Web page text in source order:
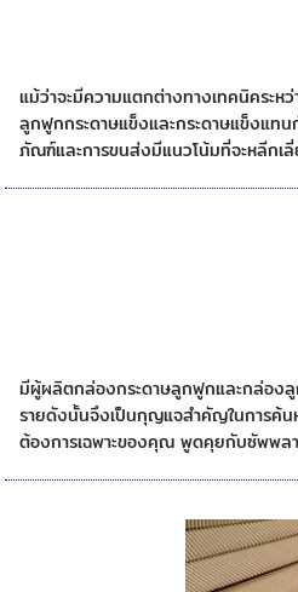
แม้ว่าจะมีความแตกต่างทางเทคนิคระ
ลูกฟูกกระดาษแข็งและกระดาษแข็งแท
ภัณฑ์และการขนส่งมีแนวโน้มที่จะหลีกเลี่
มีผู้ผลิตกล่องกระดาษลูกฟูกและกล่อง
รายดังนั้นจึงเป็นกุญแจสำคัญในการค้น
ต้องการเฉพาะของคุณ พูดคุยกับซัพพล